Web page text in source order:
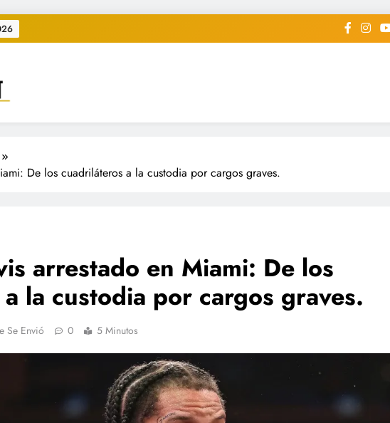
DIA • "Periodico Deportivo Digital"
#deportealdiard #deportealdiaperiodico
De los cuadriláteros a la custodia por cargos graves.
arrestado en Miami: De los
la custodia por cargos graves.
Se Envió 0 5 Minutos